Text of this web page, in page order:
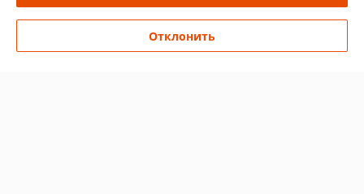
Доставка и оплата
Отклонить